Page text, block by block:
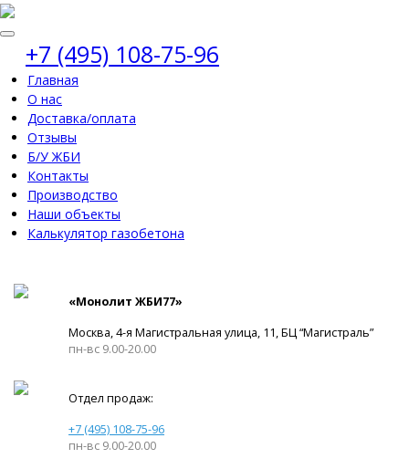
+7 (495) 108-75-96
Главная
О нас
Доставка/оплата
Отзывы
Б/У ЖБИ
Контакты
Производство
Наши объекты
Калькулятор газобетона
«Монолит ЖБИ77»
Москва, 4-я Магистральная улица, 11, ​БЦ “Магистраль”
пн-вс 9.00-20.00
Отдел продаж:
+7 (495) 108-75-96
пн-вс 9.00-20.00